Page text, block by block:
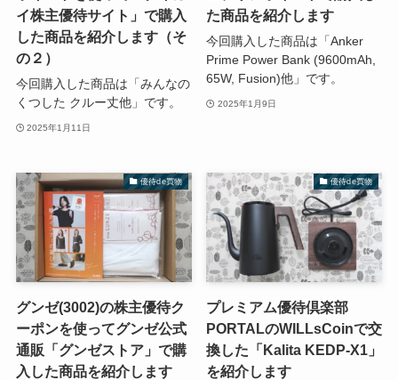
イ株主優待サイト」で購入
した商品を紹介します（そ
の２）
今回購入した商品は「みんなの
くつした クルー丈他」です。
2025年1月11日
た商品を紹介します
今回購入した商品は「Anker
Prime Power Bank (9600mAh,
65W, Fusion)他」です。
2025年1月9日
優待de買物
グンゼ(3002)の株主優待ク
ーポンを使ってグンゼ公式
通販「グンゼストア」で購
入した商品を紹介します
優待de買物
プレミアム優待倶楽部
PORTALのWILLsCoinで交
換した「Kalita KEDP-X1」
を紹介します